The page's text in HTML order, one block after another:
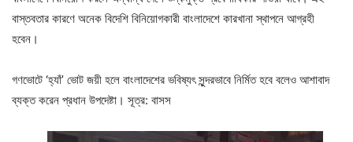
বাস্তবতার কারণে অনেক বিদেশি বিনিয়োগকারী বাংলাদেশে কারখানা স্থাপনে আগ্রহী
হবেন।
গণভোটে ‘হ্যাঁ’ ভোট জয়ী হলে বাংলাদেশের ভবিষ্যৎ সুন্দরভাবে নির্মিত হবে বলেও আশাবাদ
ব্যক্ত করেন প্রধান উপদেষ্টা। সূত্র: বাসস